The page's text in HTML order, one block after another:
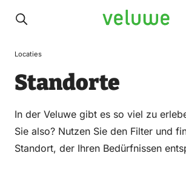
Veluwe
Locaties
Standorte
In der Veluwe gibt es so viel zu
Sie also? Nutzen Sie den Filter und
Standort, der Ihren Bedürfnissen